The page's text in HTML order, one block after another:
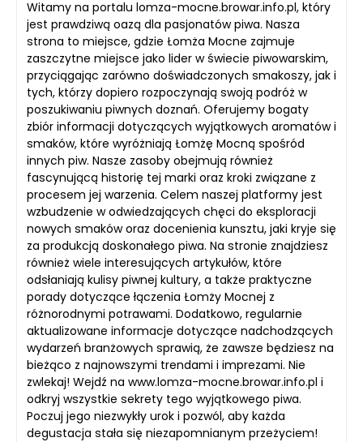
Witamy na portalu lomza-mocne.browar.info.pl, który
jest prawdziwą oazą dla pasjonatów piwa. Nasza
strona to miejsce, gdzie Łomża Mocne zajmuje
zaszczytne miejsce jako lider w świecie piwowarskim,
przyciągając zarówno doświadczonych smakoszy, jak i
tych, którzy dopiero rozpoczynają swoją podróż w
poszukiwaniu piwnych doznań. Oferujemy bogaty
zbiór informacji dotyczących wyjątkowych aromatów i
smaków, które wyróżniają Łomżę Mocną spośród
innych piw. Nasze zasoby obejmują również
fascynującą historię tej marki oraz kroki związane z
procesem jej warzenia. Celem naszej platformy jest
wzbudzenie w odwiedzających chęci do eksploracji
nowych smaków oraz docenienia kunsztu, jaki kryje się
za produkcją doskonałego piwa. Na stronie znajdziesz
również wiele interesujących artykułów, które
odsłaniają kulisy piwnej kultury, a także praktyczne
porady dotyczące łączenia Łomży Mocnej z
różnorodnymi potrawami. Dodatkowo, regularnie
aktualizowane informacje dotyczące nadchodzących
wydarzeń branżowych sprawią, że zawsze będziesz na
bieżąco z najnowszymi trendami i imprezami. Nie
zwlekaj! Wejdź na www.lomza-mocne.browar.info.pl i
odkryj wszystkie sekrety tego wyjątkowego piwa.
Poczuj jego niezwykły urok i pozwól, aby każda
degustacja stała się niezapomnianym przeżyciem!